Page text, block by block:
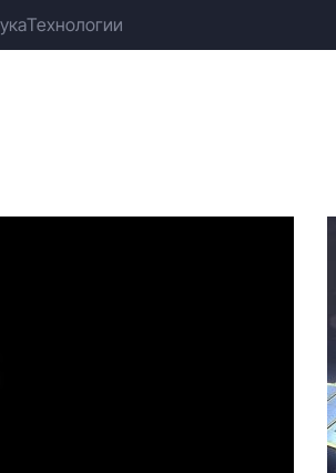
Технологии